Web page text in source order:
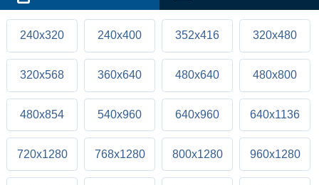
240x320 240x400 352x416 320x480
320x568 360x640 480x640 480x800
480x854 540x960 640x960 640x1136
720x1280 768x1280 800x1280 960x1280